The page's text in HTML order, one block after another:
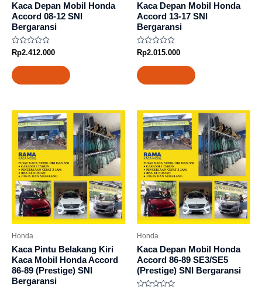
Kaca Depan Mobil Honda
Accord 08-12 SNI
Bergaransi
Rated
0
out
of
5
Rp2.412.000
Kaca Depan Mobil Honda
Accord 13-17 SNI
Bergaransi
Rated
0
out
of
5
Rp2.015.000
Honda
Kaca Pintu Belakang Kiri
Kaca Mobil Honda Accord
86-89 (Prestige) SNI
Bergaransi
Honda
Kaca Depan Mobil Honda
Accord 86-89 SE3/SE5
(Prestige) SNI Bergaransi